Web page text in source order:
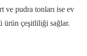
ve pudra tonları ise ev
ürün çeşitliliği sağlar.